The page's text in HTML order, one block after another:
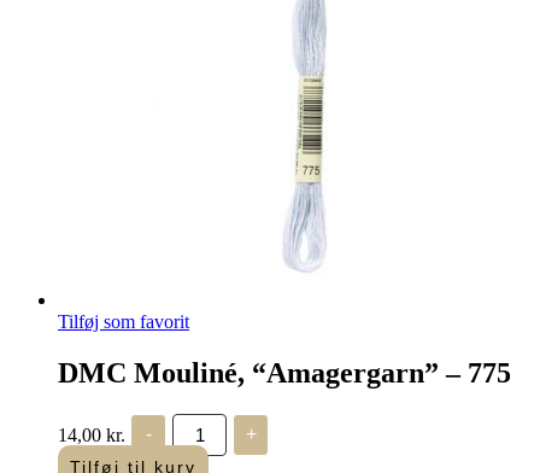
Tilføj som favorit
DMC Mouliné, “Amagergarn” – 775
14,00 kr. -
DMC
Mouliné,
“Amagergarn”
+
Tilføj til kurv